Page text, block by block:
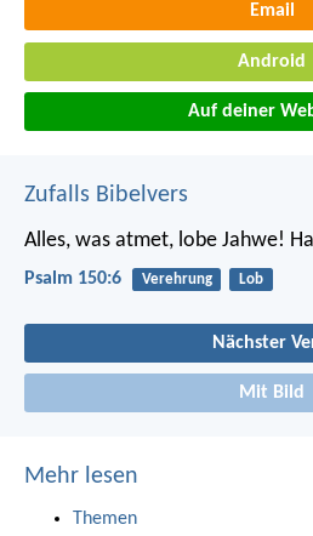
Email
Android
Auf deiner
Zufalls Bibelvers
Alles, was atmet, lobe Jahwe!
Psalm 150:6 Verehrung Lob
Nächster
Mit Bild
Mehr lesen
Themen